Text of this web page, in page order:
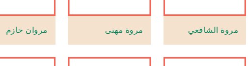
مروة الشافعي مروة مهنى مروان حازم